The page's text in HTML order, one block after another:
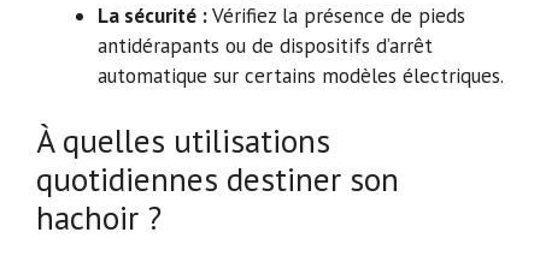
La sécurité :Vérifiez la présence de pieds
antidérapants ou de dispositifs d’arrêt
automatique sur certains modèles électriques.
À quelles utilisations
quotidiennes destiner son
hachoir ?